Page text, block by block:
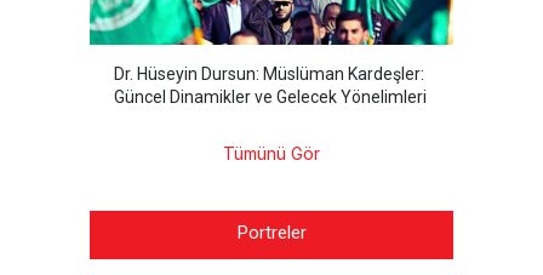
Dr. Hüseyin Dursun: Müslüman Kardeşler:
Güncel Dinamikler ve Gelecek Yönelimleri
Tümünü Gör
Portreler